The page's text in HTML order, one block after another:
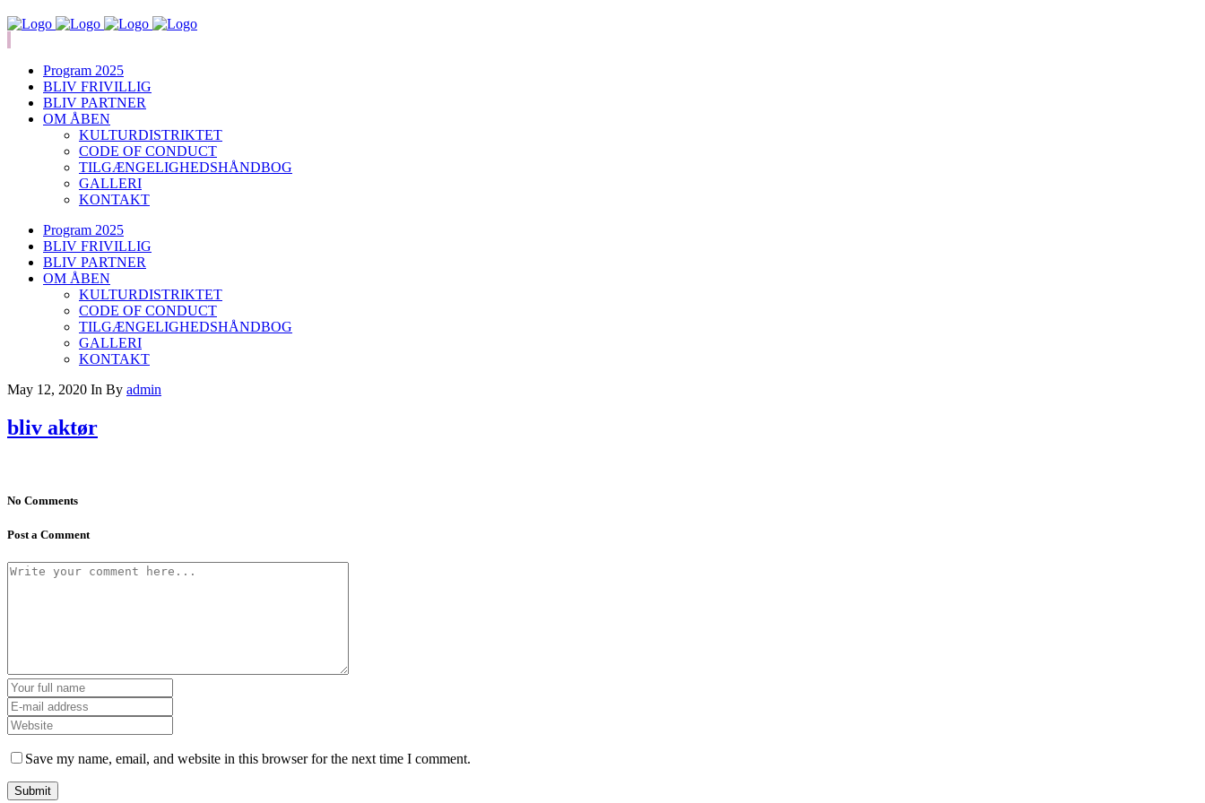
Program 2025
BLIV FRIVILLIG
BLIV PARTNER
OM ÅBEN
KULTURDISTRIKTET
CODE OF CONDUCT
TILGÆNGELIGHEDSHÅNDBOG
GALLERI
KONTAKT
Program 2025
BLIV FRIVILLIG
BLIV PARTNER
OM ÅBEN
KULTURDISTRIKTET
CODE OF CONDUCT
TILGÆNGELIGHEDSHÅNDBOG
GALLERI
KONTAKT
May 12, 2020 In By admin
bliv aktør
No Comments
Post a Comment
Save my name, email, and website in this browser for the next time I comment.